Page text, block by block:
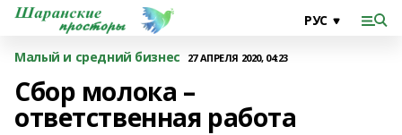
Малый и средний бизнес 27 АПРЕЛЯ 2020, 04:23
Сбор молока –
ответственная работа